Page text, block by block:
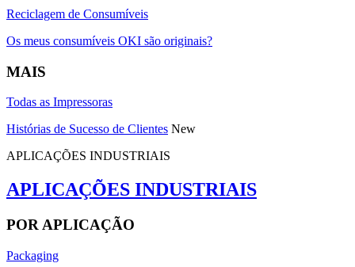
Reciclagem de Consumíveis
Os meus consumíveis OKI são originais?
MAIS
Todas as Impressoras
Histórias de Sucesso de Clientes New
APLICAÇÕES INDUSTRIAIS
APLICAÇÕES INDUSTRIAIS
POR APLICAÇÃO
Packaging